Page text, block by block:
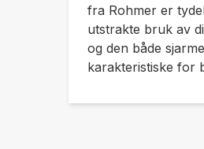
fra Rohmer er
utstrakte bruk av
og den både
karakteristiske for